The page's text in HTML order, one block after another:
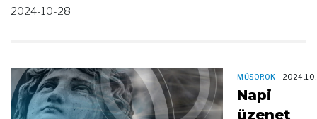
2024-10-28
MŰSOROK
Napi
üzenet